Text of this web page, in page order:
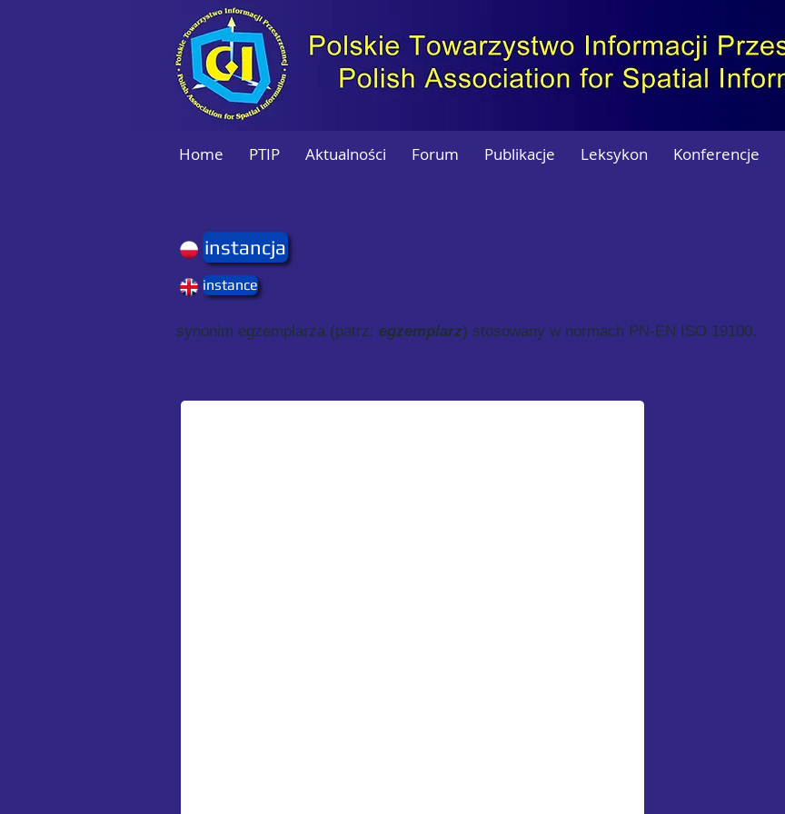
Home PTIP Aktualności Forum Publikacje Leksykon Konferencje
instancja
instance
synonim egzemplarza (patrz: egzemplarz) stosowany w normach PN-EN ISO 19100.